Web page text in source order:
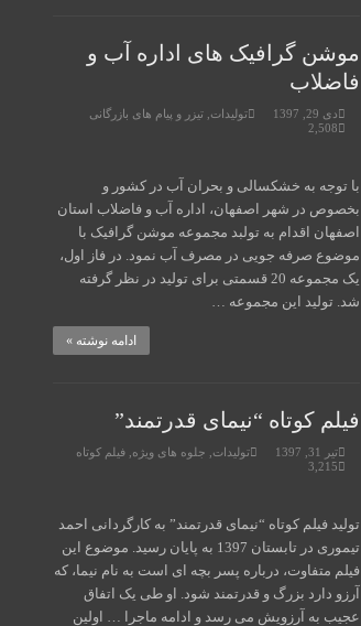
موشن گرافیک های اداره آب و
فاضلاب
دی 29, 1397 تولیدات تیزر و پیام های بازرگانی
2,508
با توجه به خشکسالی و بحران آب در کشور و
بخصوص در شهر اصفهان، اداره آب و فاضلاب استان
اصفهان اقدام به تولبد مجموعه موشن گرافیک با
موضوع صرفه جویی در مصرف آب نمود. در فاز اول،
یک مجموعه 20 قسمتی برای تولید در نظر گرفته
شد. تولید این مجموعه …
ادامه نوشته »
فیلم کوتاه “نیمای قدرتمند”
تیر 31, 1397 تولیدات جلوه های ویژه فیلم کوتاه
3,215
تولید فیلم کوتاه “نیمای قدرتمند” به کارگردانی احمد
تیموری در تابستان 1397 به پایان رسید. موضوع این
فیلم متفاوت، درباره پسر بچه ای است به نام نیما، که
آرزو دارد بزرگ و قدرتمند شود. او طی یک اتفاق
عجیب به آرزویش می رسد و ادامه ماجرا … اولین